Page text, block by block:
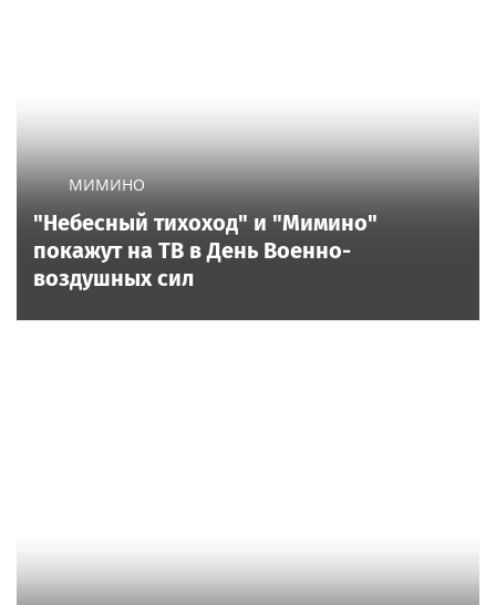
МИМИНО
"Небесный тихоход" и "Мимино"
покажут на ТВ в День Военно-
воздушных сил